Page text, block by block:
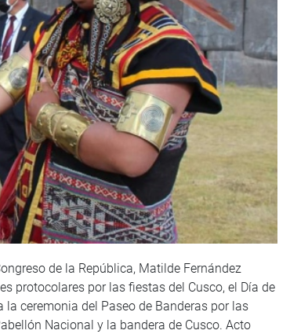
de la República, Matilde Fernández
protocolares por las fiestas del Cusco, el Día de
ceremonia del Paseo de Banderas por las
Nacional y la bandera de Cusco. Acto